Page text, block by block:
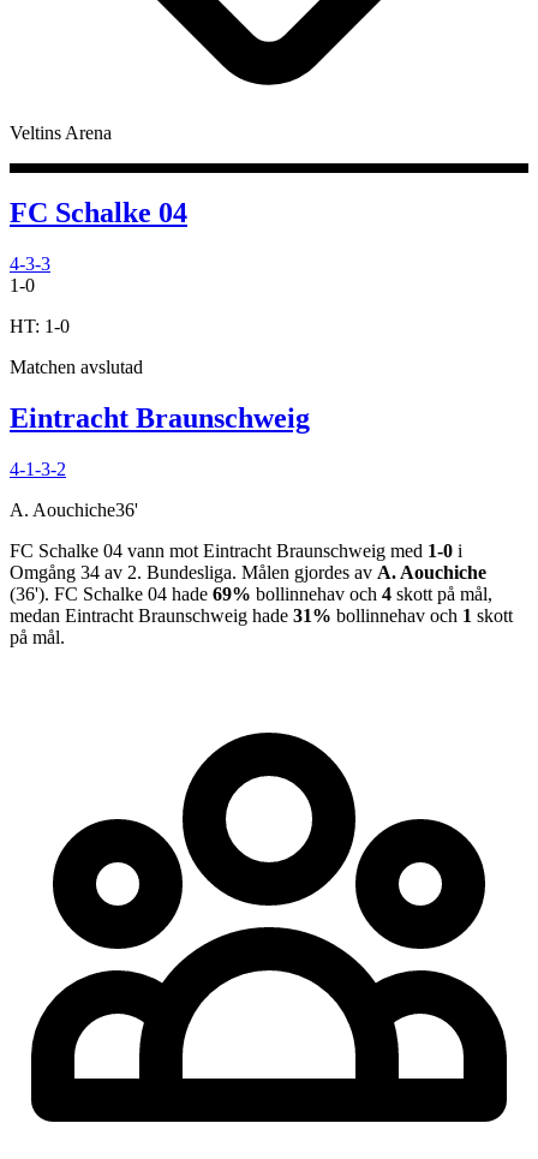
Veltins Arena
FC Schalke 04
4-3-3
1-0
HT: 1-0
Matchen avslutad
Eintracht Braunschweig
4-1-3-2
A. Aouchiche36'
FC Schalke 04 vann mot Eintracht Braunschweig med 1-0 i
Omgång 34 av 2. Bundesliga. Målen gjordes av A. Aouchiche
(36'). FC Schalke 04 hade 69% bollinnehav och 4 skott på mål,
medan Eintracht Braunschweig hade 31% bollinnehav och 1 skott
på mål.